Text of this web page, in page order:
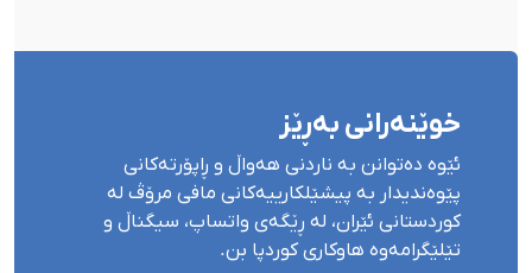
خوێنەرانی بەڕێز
ئێوە دەتوانن بە ناردنی هەواڵ و ڕاپۆرتەکانی
پێوەندیدار بە پیشێلکارییەکانی مافی مرۆڤ لە
کوردستانی ئێران، لە ڕێگەی واتساپ، سیگناڵ و
تێلێگرامەوە هاوکاری کوردپا بن.